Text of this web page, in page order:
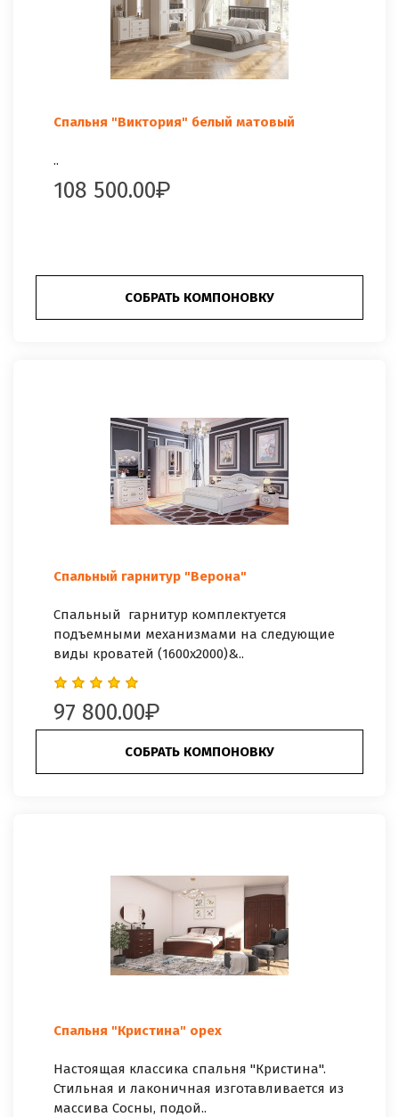
Спальня "Виктория" белый матовый
..
108 500.00
СОБРАТЬ КОМПОНОВКУ
Спальный гарнитур "Верона"
Спальный гарнитур комплектуется
подъемными механизмами на следующие
виды кроватей (1600х2000)&..
97 800.00
СОБРАТЬ КОМПОНОВКУ
Спальня "Кристина" орех
Настоящая классика спальня "Кристина".
Стильная и лаконичная изготавливается из
массива Сосны, подой..